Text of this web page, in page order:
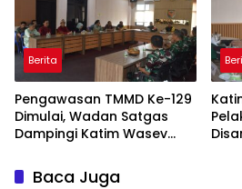
Berita
Pengawasan TMMD Ke-129
Dimulai, Wadan Satgas
Dampingi Katim Wasev
Baca Juga